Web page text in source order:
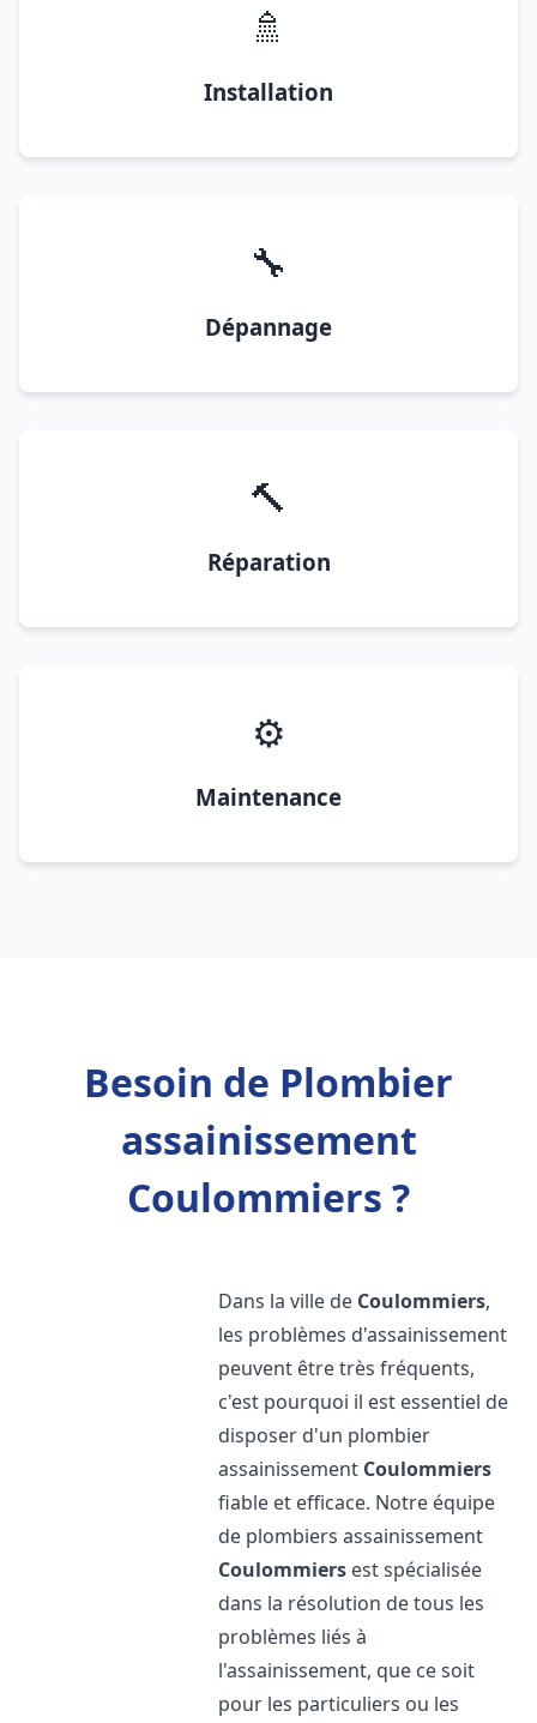
🚿
Installation
🔧
Dépannage
🔨
Réparation
⚙️
Maintenance
Besoin de Plombier
assainissement
Coulommiers ?
Dans la ville de Coulommiers,
les problèmes d'assainissement
peuvent être très fréquents,
c'est pourquoi il est essentiel de
disposer d'un plombier
assainissement Coulommiers
fiable et efficace. Notre équipe
de plombiers assainissement
Coulommiers est spécialisée
dans la résolution de tous les
problèmes liés à
l'assainissement, que ce soit
pour les particuliers ou les